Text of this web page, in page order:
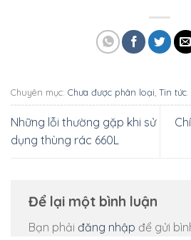
Chuyên mục: Chưa được phân loại Tin tức
Những lỗi thường gặp khi sử
dụng thùng rác 660L
Để lại một bình luận
Bạn phải đăng nhập để gửi